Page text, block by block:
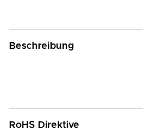
Beschreibung
RoHS Direktive